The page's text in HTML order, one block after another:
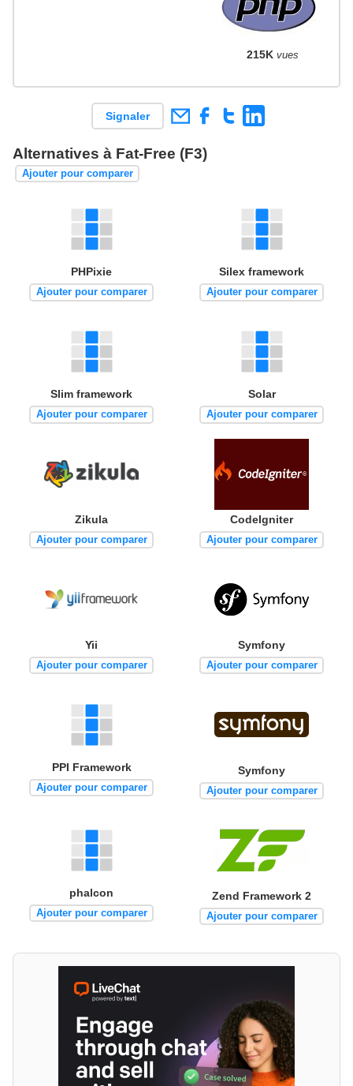
215K vues
Signaler
Alternatives à Fat-Free (F3)
Ajouter pour comparer
PHPixie
Ajouter pour comparer
Silex framework
Ajouter pour comparer
Slim framework
Ajouter pour comparer
Solar
Ajouter pour comparer
Zikula
Ajouter pour comparer
CodeIgniter
Ajouter pour comparer
Yii
Ajouter pour comparer
Symfony
Ajouter pour comparer
PPI Framework
Ajouter pour comparer
Symfony
Ajouter pour comparer
phalcon
Ajouter pour comparer
Zend Framework 2
Ajouter pour comparer